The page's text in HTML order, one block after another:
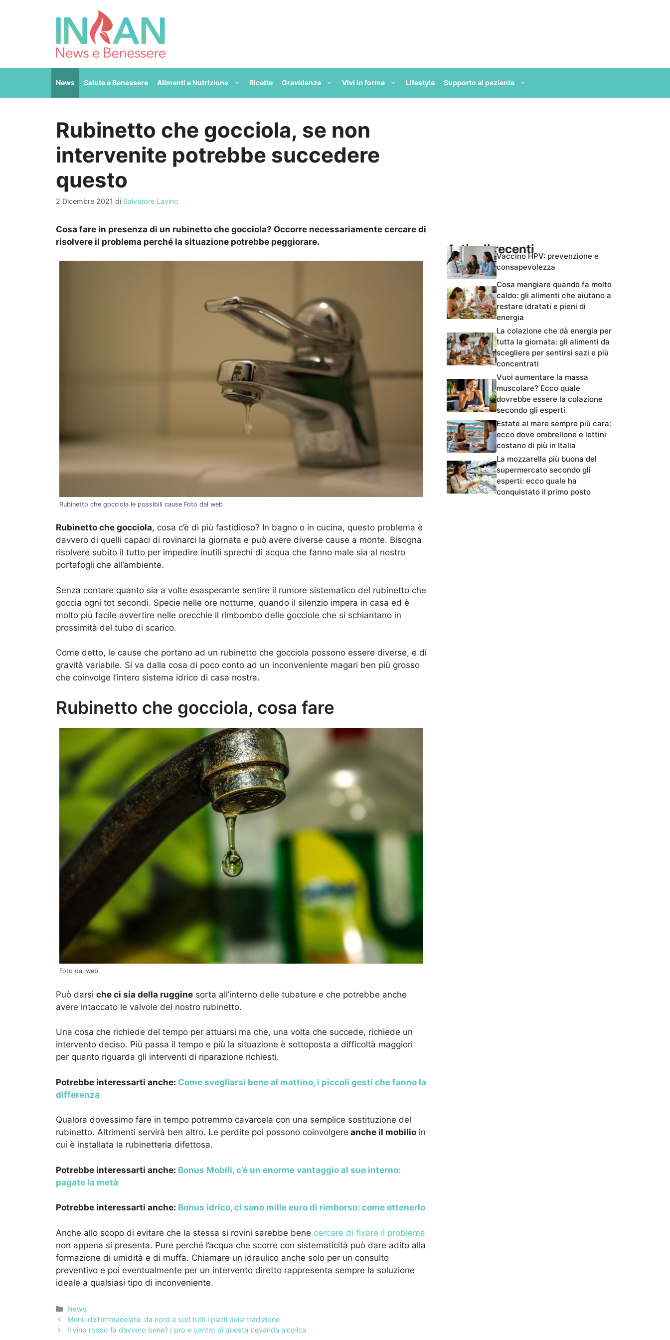
News Salute e Benessere Alimenti e Nutrizione Ricette Gravidanza Vivi in forma Lifestyle Supporto al paziente
Rubinetto che gocciola, se non
intervenite potrebbe succedere
questo
2 Dicembre 2021 di Salvatore Lavino
Cosa fare in presenza di un rubinetto che gocciola? Occorre necessariamente cercare di
risolvere il problema perché la situazione potrebbe peggiorare.
Rubinetto che gocciola le possibili cause Foto dal web
Rubinetto che gocciola, cosa c’è di più fastidioso? In bagno o in cucina, questo problema è
davvero di quelli capaci di rovinarci la giornata e può avere diverse cause a monte. Bisogna
risolvere subito il tutto per impedire inutili sprechi di acqua che fanno male sia al nostro
portafogli che all’ambiente.
Senza contare quanto sia a volte esasperante sentire il rumore sistematico del rubinetto che
goccia ogni tot secondi. Specie nelle ore notturne, quando il silenzio impera in casa ed è
molto più facile avvertire nelle orecchie il rimbombo delle gocciole che si schiantano in
prossimità del tubo di scarico.
Come detto, le cause che portano ad un rubinetto che gocciola possono essere diverse, e di
gravità variabile. Si va dalla cosa di poco conto ad un inconveniente magari ben più grosso
che coinvolge l’intero sistema idrico di casa nostra.
Rubinetto che gocciola, cosa fare
Foto dal web
Può darsi che ci sia della ruggine sorta all’interno delle tubature e che potrebbe anche
avere intaccato le valvole del nostro rubinetto.
Una cosa che richiede del tempo per attuarsi ma che, una volta che succede, richiede un
intervento deciso. Più passa il tempo e più la situazione è sottoposta a difficoltà maggiori
per quanto riguarda gli interventi di riparazione richiesti.
Potrebbe interessarti anche: Come svegliarsi bene al mattino, i piccoli gesti che fanno la
differenza
Qualora dovessimo fare in tempo potremmo cavarcela con una semplice sostituzione del
rubinetto. Altrimenti servirà ben altro. Le perdite poi possono coinvolgere anche il mobilio in
cui è installata la rubinetteria difettosa.
Potrebbe interessarti anche: Bonus Mobili, c’è un enorme vantaggio al suo interno:
pagate la metà
Potrebbe interessarti anche: Bonus idrico, ci sono mille euro di rimborso: come ottenerlo
Anche allo scopo di evitare che la stessa si rovini sarebbe bene cercare di fixare il problema
non appena si presenta. Pure perché l’acqua che scorre con sistematicità può dare adito alla
formazione di umidità e di muffa. Chiamare un idraulico anche solo per un consulto
preventivo e poi eventualmente per un intervento diretto rappresenta sempre la soluzione
ideale a qualsiasi tipo di inconveniente.
Categorie
News
Menu dell’Immacolata: da nord a sud tutti i piatti della tradizione
Il vino rosso fa davvero bene? I pro e contro di questa bevanda alcolica
Articoli recentiVaccino HPV: prevenzione e
consapevolezza
Cosa mangiare quando fa molto
caldo: gli alimenti che aiutano a
restare idratati e pieni di
energia
La colazione che dà energia per
tutta la giornata: gli alimenti da
scegliere per sentirsi sazi e più
concentrati
Vuoi aumentare la massa
muscolare? Ecco quale
dovrebbe essere la colazione
secondo gli esperti
Estate al mare sempre più cara:
ecco dove ombrellone e lettini
costano di più in Italia
La mozzarella più buona del
supermercato secondo gli
esperti: ecco quale ha
conquistato il primo posto